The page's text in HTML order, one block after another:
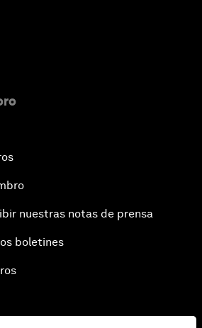
nuestras notas de prensa
boletines